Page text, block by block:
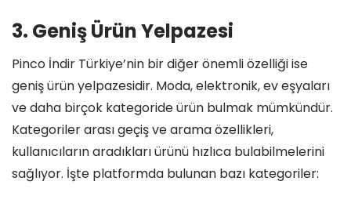
3. Geniş Ürün Yelpazesi
Pinco İndir Türkiye’nin bir diğer önemli özelliği ise
geniş ürün yelpazesidir. Moda, elektronik, ev eşyaları
ve daha birçok kategoride ürün bulmak mümkündür.
Kategoriler arası geçiş ve arama özellikleri,
kullanıcıların aradıkları ürünü hızlıca bulabilmelerini
sağlıyor. İşte platformda bulunan bazı kategoriler: